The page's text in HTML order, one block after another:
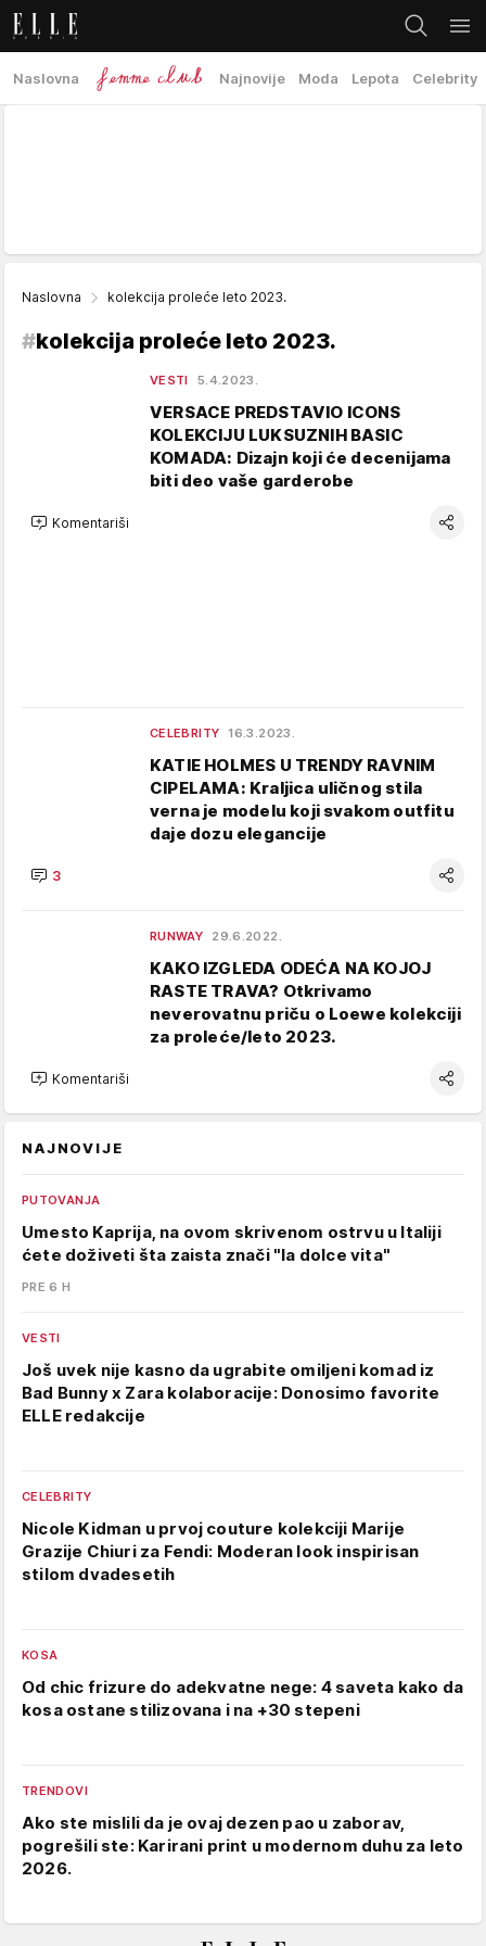
Naslovna Najnovije Moda Lepota Celebrity
Naslovna kolekcija proleće leto 2023.
#kolekcija proleće leto 2023.
VESTI 5.4.2023.
VERSACE PREDSTAVIO ICONS
KOLEKCIJU LUKSUZNIH BASIC
KOMADA: Dizajn koji će decenijama
biti deo vaše garderobe
Komentariši
CELEBRITY 16.3.2023.
KATIE HOLMES U TRENDY RAVNIM
CIPELAMA: Kraljica uličnog stila
verna je modelu koji svakom outfitu
daje dozu elegancije
3
RUNWAY 29.6.2022.
KAKO IZGLEDA ODEĆA NA KOJOJ
RASTE TRAVA? Otkrivamo
neverovatnu priču o Loewe kolekciji
za proleće/leto 2023.
Komentariši
NAJNOVIJE
PUTOVANJA
Umesto Kaprija, na ovom skrivenom ostrvu u Italiji
ćete doživeti šta zaista znači "la dolce vita"
PRE 6 H
VESTI
Još uvek nije kasno da ugrabite omiljeni komad iz
Bad Bunny x Zara kolaboracije: Donosimo favorite
ELLE redakcije
CELEBRITY
Nicole Kidman u prvoj couture kolekciji Marije
Grazije Chiuri za Fendi: Moderan look inspirisan
stilom dvadesetih
KOSA
Od chic frizure do adekvatne nege: 4 saveta kako da
kosa ostane stilizovana i na +30 stepeni
TRENDOVI
Ako ste mislili da je ovaj dezen pao u zaborav,
pogrešili ste: Karirani print u modernom duhu za leto
2026.